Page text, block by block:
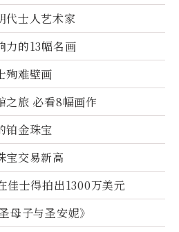
代士人艺术家
力的13幅名画
殉难壁画
之旅 必看8幅画作
铂金珠宝
宝交易新高
佳士得拍出1300万美元
母子与圣安妮》